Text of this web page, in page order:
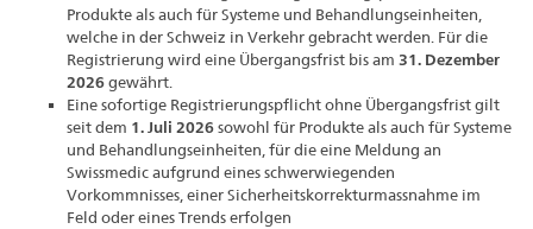
Produkte als auch für Systeme und Behandlungseinheiten,
welche in der Schweiz in Verkehr gebracht werden. Für die
Registrierung wird eine Übergangsfrist bis am31. Dezember
2026gewährt.
Eine sofortige Registrierungspflicht ohne Übergangsfrist gilt
seit dem 1. Juli 2026sowohl für Produkte als auch für Systeme
und Behandlungseinheiten, für die eine Meldung an
Swissmedic aufgrund eines schwerwiegenden
Vorkommnisses, einer Sicherheitskorrekturmassnahme im
Feld oder eines Trends erfolgen